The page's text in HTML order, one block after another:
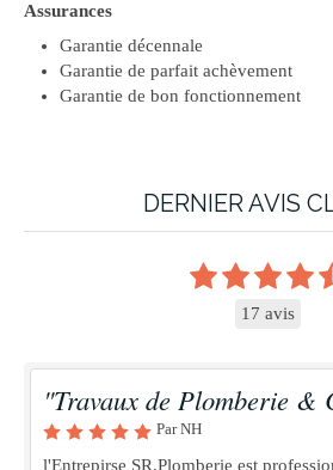
Assurances
Garantie décennale
Garantie de parfait achèvement
Garantie de bon fonctionnement
DERNIER AVIS
17 avis
"Travaux de Plomberie &
Par NH
l'Entrepirse SR.Plomberie est